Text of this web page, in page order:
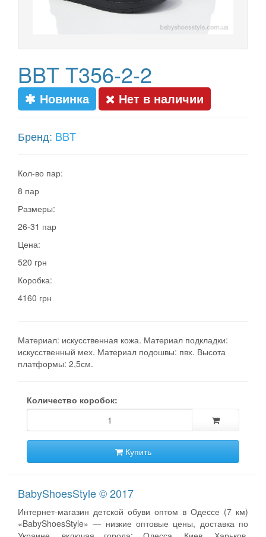
BBT T356-2-2
Новинка Нет в наличии
Бренд: BBT
Кол-во пар:
8 пар
Размеры:
26-31 пар
Цена:
520 грн
Коробка:
4160 грн
Материал: искусственная кожа. Материал подкладки:
искусственный мех. Материал подошвы: пвх. Высота
платформы: 2,5см.
Количество коробок:
Купить
BabyShoesStyle © 2017
Интернет-магазин детской обуви оптом в Одессе (7 км)
«BabyShoesStyle» — низкие оптовые цены, доставка по